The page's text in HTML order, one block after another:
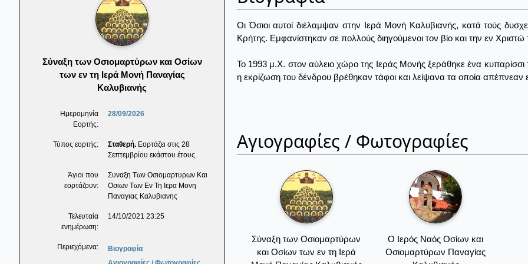
Σύναξη των Οσιομαρτύρων και Οσίων
των εν τη Ιερά Μονή Παναγίας
Καλυβιανής
Ημερομηνία
Εορτής:
28/09/2026
Τύπος εορτής: Σταθερή. Εορτάζει στις 28
Σεπτεμβρίου εκάστου έτους.
Άγιοι που
εορτάζουν:
Συναξη Των Οσιομαρτυρων Και
Οσιων Των Εν Τη Ιερα Μονη
Παναγιας Καλυβιανης
Τελευταία
ενημέρωση:
14/10/2021 23:25
Περιεχόμενα:
Βιογραφία
Οι Όσιοι αυτοί διέλαμψαν στην Ιερά Μονή Καλυβιανής, κατά τούς
Κρήτης. Εμφανίστηκαν σε πολλούς διηγούμενοι τον βίο και την εν Χριστώ
Το 1993 μ.Χ. στον αύλειο χώρο της Ιεράς Μονής ξεράθηκε ένα
η εκρίζωση του δένδρου βρέθηκαν τάφοι και λείψανα τα οποία απέπνεαν
Αγιογραφίες / Φωτογραφίες
Σύναξη των Οσιομαρτύρων
και Οσίων των εν τη Ιερά
Ο Ιερός Ναός Οσίων και
Οσιομαρτύρων Παναγίας